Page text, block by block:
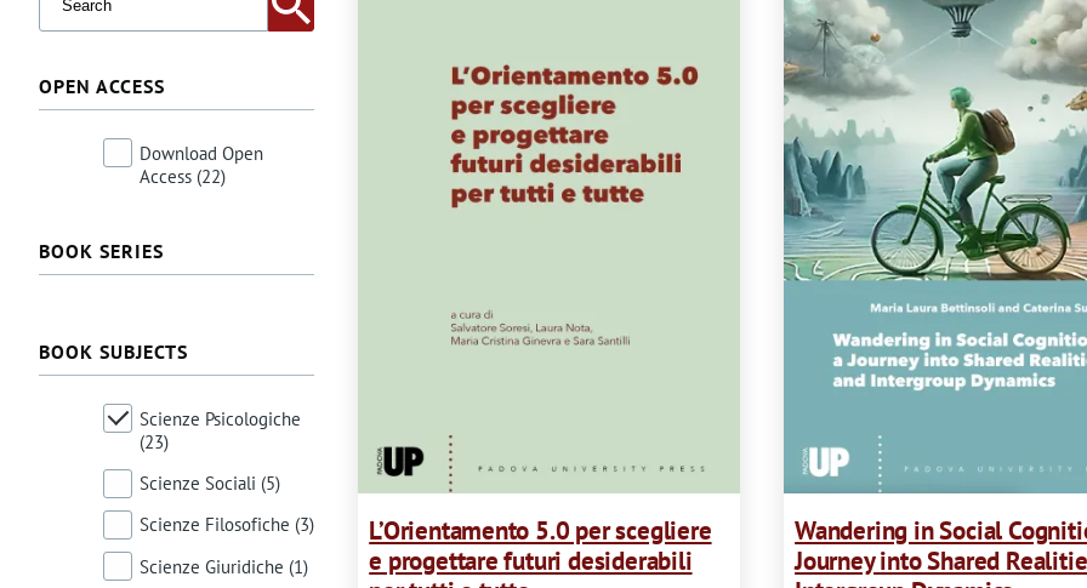
a
t
i
o
n
g
m
a
e
L’Orientamento 5.0 per scegliere
e progettare futuri desiderabili
Wandering in Social
Journey into Shared
OPEN ACCESS
Download Open
Access (22)
BOOK SERIES
Festschrift (1)
Jus Quid (1)
di P.I.P.P.I. (1)
BOOK SUBJECTS
Scienze Psicologiche
(23)
Scienze Sociali (5)
Scienze Filosofiche (3)
Scienze Giuridiche (1)